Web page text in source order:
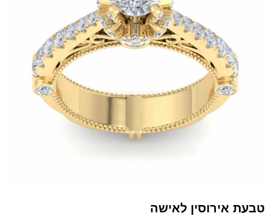
טבעת אירוסין לאישה